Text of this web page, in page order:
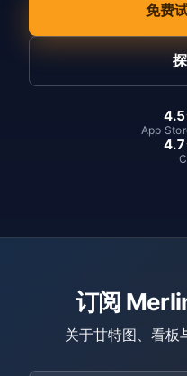
免费
4.5
App
4.7
订阅
关于甘特图、看板